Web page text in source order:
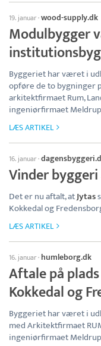
19. januar·wood-supply.dk
Modulbygger
Byggeriet har været i
opføre de to bygninger
arkitektfirmaet Rum,
ingeniørfirmaet
LÆS ARTIKEL
16. januar·
Vinder
Det er nu aftalt, atJytas
Kokkedal og
LÆS ARTIKEL
16. januar· humleborg.dk
Aftale på
Kokkedal og
Byggeriet har været i
med Arkitektfirmaet
ingeniørfirmaet